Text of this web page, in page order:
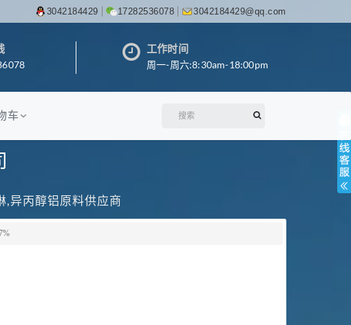
3042184429 17282536078 3042184429@qq.com
工作时间
周一-周六:8:30am-18:00pm
车
,异丙醇铝原料供应商